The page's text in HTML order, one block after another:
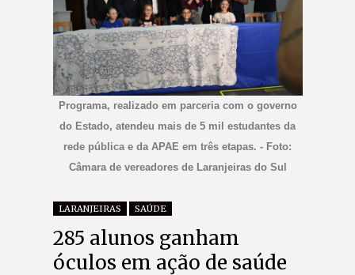
Programa, realizado em parceria com o governo
do Estado, atendeu mais de 5 mil estudantes da
rede pública e da APAE em três etapas. - Foto:
Câmara de vereadores de Laranjeiras do Sul
LARANJEIRAS SAÚDE
285 alunos ganham
óculos em ação de saúde